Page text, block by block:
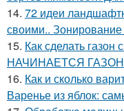
14. 72 идеи
своими.. Зонирование
15. Как сделать
НАЧИНАЕТСЯ
16. Как и сколько
Варенье из яблок: